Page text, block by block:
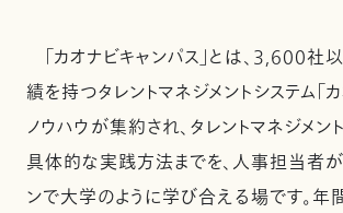
「カオナビキャンパス」とは、3,600社
績を持つタレントマネジメントシステム「
ノウハウが集約され、タレントマネジメ
具体的な実践方法までを、人事担当者が
ンで大学のように学び合える場です。